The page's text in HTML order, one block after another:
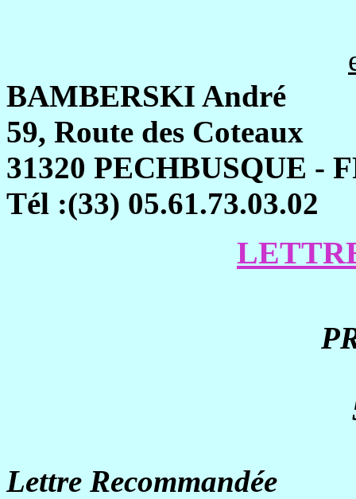
BAMBERSKI André
59, Route des Coteaux
31320 PECHBUSQUE -
Tél :(33) 05.61.73.03.02
Lettre Recommandée